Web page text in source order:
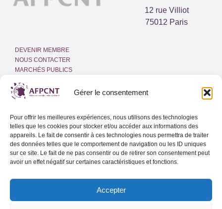
Gérer le consentement
Pour offrir les meilleures expériences, nous utilisons des technologies
telles que les cookies pour stocker et/ou accéder aux informations des
appareils. Le fait de consentir à ces technologies nous permettra de traiter
des données telles que le comportement de navigation ou les ID uniques
sur ce site. Le fait de ne pas consentir ou de retirer son consentement peut
avoir un effet négatif sur certaines caractéristiques et fonctions.
Accepter
12 rue Villiot
75012 Paris
DEVENIR MEMBRE
NOUS CONTACTER
MARCHÉS PUBLICS
INTRANET
POLITIQUE DE COOKIES
(UE)
Adresse email